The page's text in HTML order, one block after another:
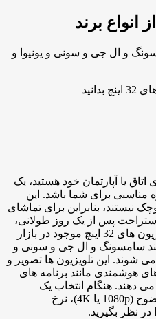
از برند سامسونگ و ال جی و سونی و یونیوا و
اتاق یا آپارتمان خود هستید، یک
اندازه مناسبی برای شما باشد. این
نیستند، بنابراین برای تماشای
پس از یک روز طولانی،
عالی هستند. برخی از بهترین تلویزیون های 32 اینچ موجود در بازار
سامسونگ و ال جی و سونی و
می شوند. این تلویزیون ها تصویر و
هوشمندی مانند برنامه های
دهند. هنگام انتخاب یک
تلویزیون 32 اینچ ، عواملی مانند وضوح (1080p یا 4K)، نرخ
نظر بگیرید.